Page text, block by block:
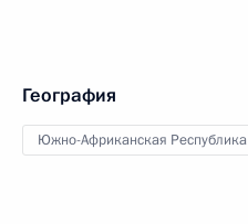
География
Южно-Африканская Республика